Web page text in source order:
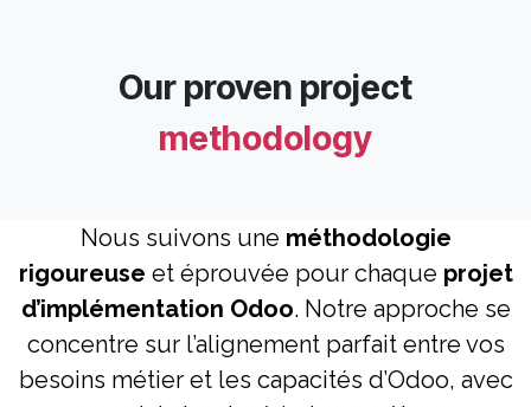
Our proven project
methodology
Nous suivons une méthodologie
rigoureuse et éprouvée pour chaque projet
d’implémentation Odoo. Notre approche se
concentre sur l’alignement parfait entre vos
besoins métier et les capacités d’Odoo, avec